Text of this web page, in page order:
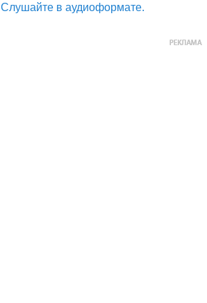
Слушайте в аудиоформате.